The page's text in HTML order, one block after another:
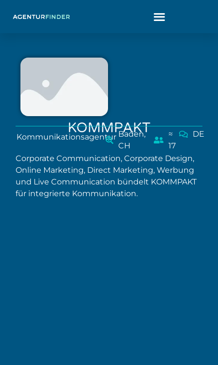
KOMMPAKT
Kommunikationsagentur Baden,
CH
≈
17
DE
Corporate Communication, Corporate Design,
Online Marketing, Direct Marketing, Werbung
und Live Communication bündelt KOMMPAKT
für integrierte Kommunikation.